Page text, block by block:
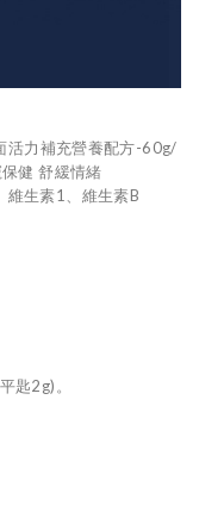
活力補充營養配方-60g/
健 舒緩情緒
維生素1、維生素B
匙2g)。